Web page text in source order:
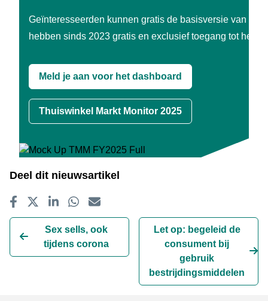
Geïnteresseerden kunnen gratis de basisversie van de
hebben sinds 2023 gratis en exclusief toegang tot het
Meld je aan voor het dashboard
Thuiswinkel Markt Monitor 2025
Deel dit nieuwsartikel
Delen op Facebook
TweetDelen op LinkedIn
Delen op WhatsApp
E-mailadres
Sex sells, ook
tijdens corona
Let op: begeleid de
consument bij
gebruik
bestrijdingsmiddelen